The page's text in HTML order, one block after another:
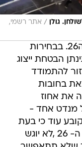
גולן / אתר רשמי,
ההסכם תקף רק לבחירות לכנסת ה26. בבחירות
הבטחת ייצוג
להתמודד
בחובות
את אחוז
מנדט אחד -
עוד כי בעת
הגשת הרשימה המשותפת לכנסת ה- 26 ,לא יוגש